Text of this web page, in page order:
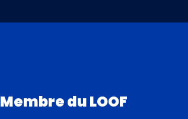
Membre du LOOF